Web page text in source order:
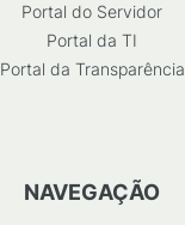
Portal do Servidor
Portal da TI
Portal da Transparência
NAVEGAÇÃO